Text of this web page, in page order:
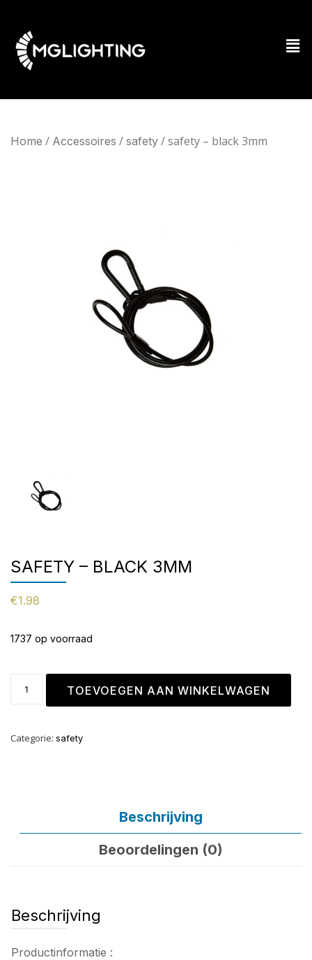
Home / Accessoires / safety / safety – black 3mm
SAFETY – BLACK 3MM
€1.98
1737 op voorraad
TOEVOEGEN AAN WINKELWAGEN
Categorie: safety
Beschrijving
Beoordelingen (0)
Beschrijving
Productinformatie :